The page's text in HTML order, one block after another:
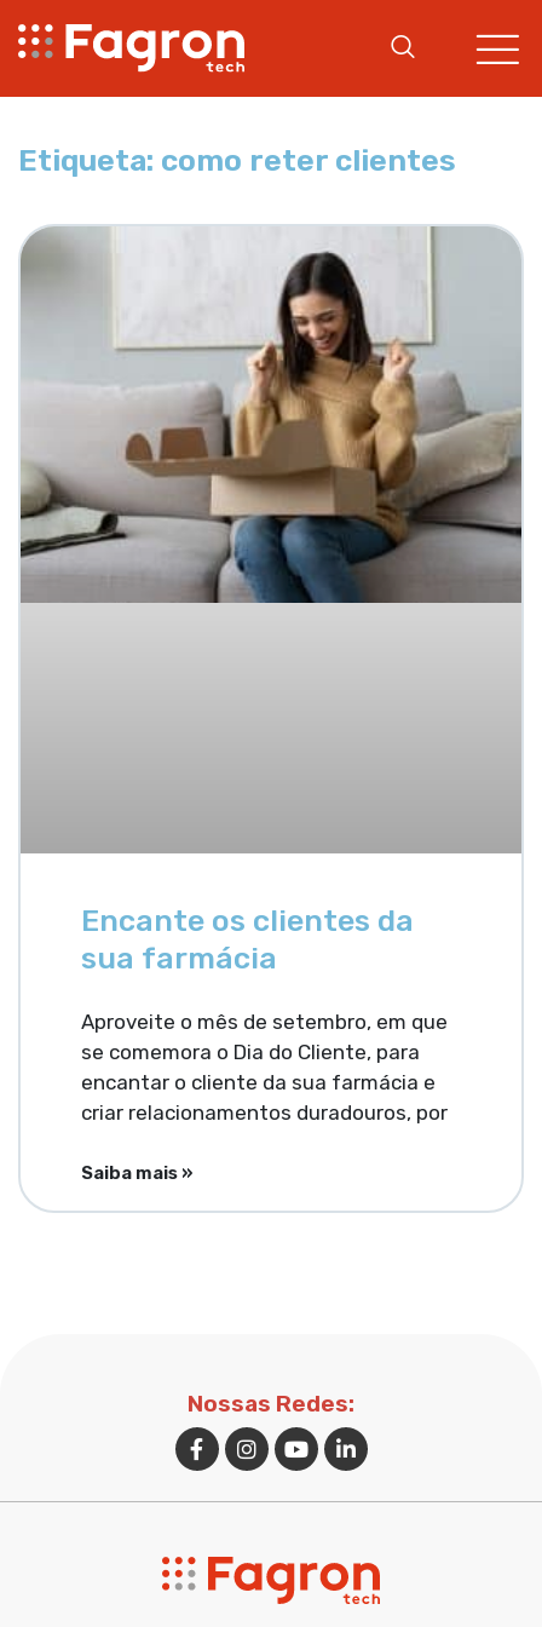
Etiqueta: como reter clientes
Encante os clientes da
sua farmácia
Aproveite o mês de setembro, em que
se comemora o Dia do Cliente, para
encantar o cliente da sua farmácia e
criar relacionamentos duradouros, por
Saiba mais »
Nossas Redes: